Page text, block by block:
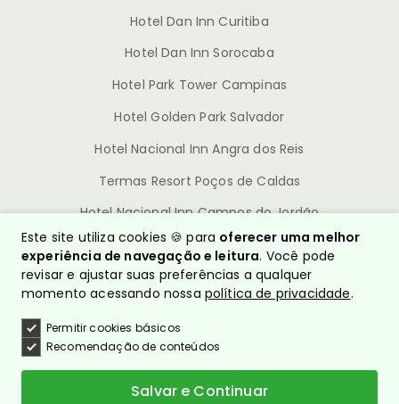
Hotel Dan Inn Curitiba
Hotel Dan Inn Sorocaba
Hotel Park Tower Campinas
Hotel Golden Park Salvador
Hotel Nacional Inn Angra dos Reis
Termas Resort Poços de Caldas
Hotel Nacional Inn Campos do Jordão
© Nacional Inn Hotéis
CNPJ: 10.628.960/0001-54
Política de Privacidade
Quem somos?
Este site utiliza cookies 🍪 para oferecer uma melhor
experiência de navegação e leitura. Você pode
revisar e ajustar suas preferências a qualquer
momento acessando nossa política de privacidade.
Permitir cookies básicos
Recomendação de conteúdos
Salvar e Continuar